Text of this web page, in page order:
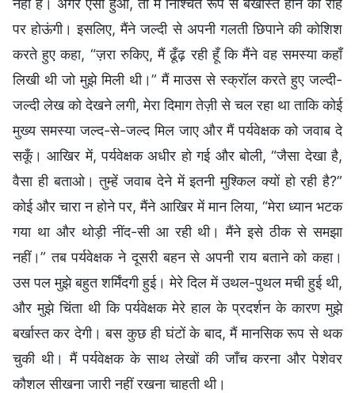
पर होऊंगी। इसलिए, मैंने जल्दी से अपनी गलती छिपाने की कोशिश
करते हुए कहा, “ज़रा रुकिए, मैं ढूँढ़ रही हूँ कि मैंने वह समस्या कहाँ
लिखी थी जो मुझे मिली थी।” मैं माउस से स्क्रॉल करते हुए जल्दी-
जल्दी लेख को देखने लगी, मेरा दिमाग तेज़ी से चल रहा था ताकि कोई
मुख्य समस्या जल्द-से-जल्द मिल जाए और मैं पर्यवेक्षक को जवाब दे
सकूँ। आखिर में, पर्यवेक्षक अधीर हो गई और बोली, “जैसा देखा है,
वैसा ही बताओ। तुम्हें जवाब देने में इतनी मुश्किल क्यों हो रही है?”
कोई और चारा न होने पर, मैंने आखिर में मान लिया, “मेरा ध्यान भटक
गया था और थोड़ी नींद-सी आ रही थी। मैंने इसे ठीक से समझा
नहीं।” तब पर्यवेक्षक ने दूसरी बहन से अपनी राय बताने को कहा।
उस पल मुझे बहुत शर्मिंदगी हुई। मेरे दिल में उथल-पुथल मची हुई थी,
और मुझे चिंता थी कि पर्यवेक्षक मेरे हाल के प्रदर्शन के कारण मुझे
बर्खास्त कर देगी। बस कुछ ही घंटों के बाद, मैं मानसिक रूप से थक
चुकी थी। मैं पर्यवेक्षक के साथ लेखों की जाँच करना और पेशेवर
कौशल सीखना जारी नहीं रखना चाहती थी।